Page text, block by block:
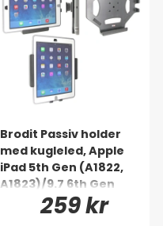
6250/Pro 7350
Brodit Passiv holder
med kugleled, Apple
iPad 5th Gen (A1822,
A1823)/9.7 6th Gen
(A1893, A1954)/9.7
New/Air (A1474, A1475,
259 kr